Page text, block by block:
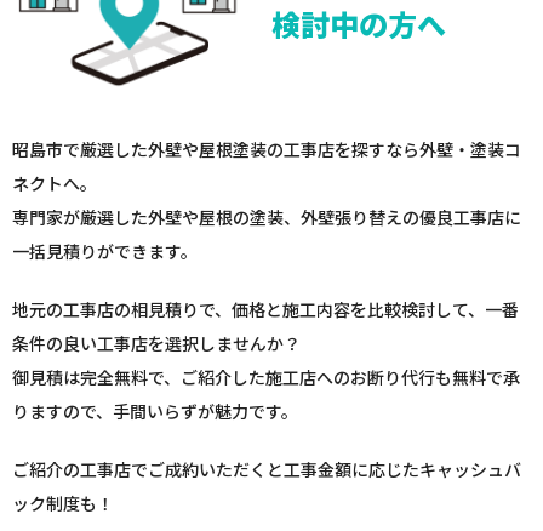
検討中の方へ
昭島市で厳選した外壁や屋根塗装の工事店を探すなら外壁・塗装コ
ネクトへ。
専門家が厳選した外壁や屋根の塗装、外壁張り替えの優良工事店に
一括見積りができます。
地元の工事店の相見積りで、価格と施工内容を比較検討して、一番
条件の良い工事店を選択しませんか？
御見積は完全無料で、ご紹介した施工店へのお断り代行も無料で承
りますので、手間いらずが魅力です。
ご紹介の工事店でご成約いただくと工事金額に応じたキャッシュバ
ック制度も！